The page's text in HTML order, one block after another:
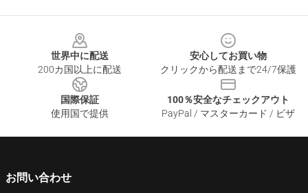
世界中に配送
200カ国以上に配送
安心してお買い物
クリックから配送まで24/7保護
国際保証
使用国で提供
100％安全なチェックアウト
PayPal / マスターカード / ビザ
お問い合わせ